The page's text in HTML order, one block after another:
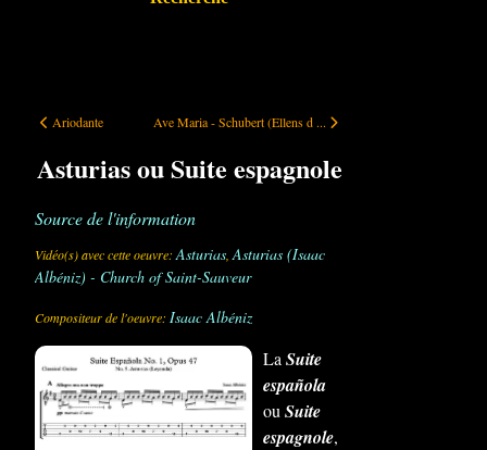
Ariodante
Ariodante Ave Maria - Schubert (Ellens dritter Gesang)
Ave Maria - Schubert (Ellens d ...
Asturias ou Suite espagnole
Source de l'information
Vidéo(s) avec cette oeuvre: Asturias Asturias (Isaac
Albéniz) - Church of Saint-Sauveur
Compositeur de l'oeuvre: Isaac Albéniz
La Suite
española
ou Suite
espagnole,